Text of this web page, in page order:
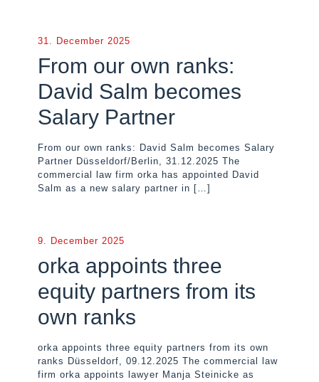
31. December 2025
From our own ranks:
David Salm becomes
Salary Partner
From our own ranks: David Salm becomes Salary
Partner Düsseldorf/Berlin, 31.12.2025 The
commercial law firm orka has appointed David
Salm as a new salary partner in […]
9. December 2025
orka appoints three
equity partners from its
own ranks
orka appoints three equity partners from its own
ranks Düsseldorf, 09.12.2025 The commercial law
firm orka appoints lawyer Manja Steinicke as